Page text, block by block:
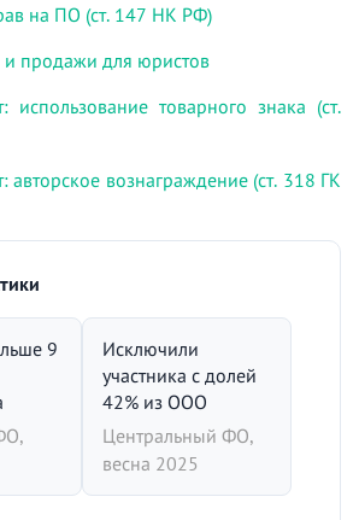
на ПО (ст. 147 НК РФ)
и продажи для юристов
использование товарного знака (ст.
авторское вознаграждение (ст. 318 ГК
9
Исключили
участника с долей
42% из ООО
Центральный ФО,
весна 2025